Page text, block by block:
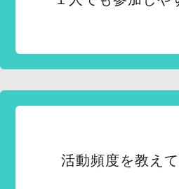
活動頻度を教え